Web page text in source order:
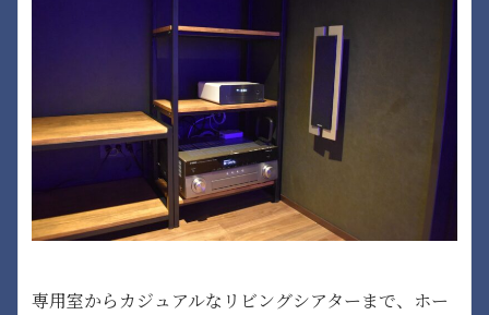
専用室からカジュアルなリビングシアターまで、ホー